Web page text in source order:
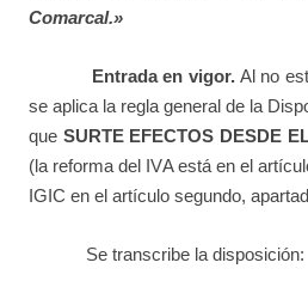
Comarcal.»
Entrada en vigor.Al no
se aplica la regla general de la
que SURTE EFECTOS DESDE
(la reforma del IVA está en el
IGIC en el artículo segundo,
Se transcribe la disposición: